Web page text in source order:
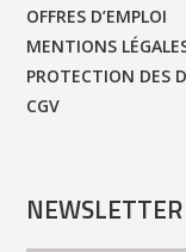
OFFRES D’EMPLOI
MENTIONS
PROTECTION DES
CGV
NEWSLETTER